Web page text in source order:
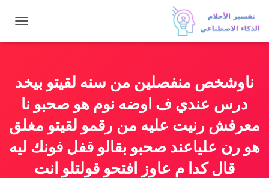
ب
ا
ن
ق
ناوشخص منفصلين من سنه لقيتو بيخد
درس عندي ف اوضه نوم هو صحبو نا
معرفش رنيت عليه من رقمو لقيتو مغلق
هو رن علياعند صحبو بقالو قفل فونك ليه
قال كدا م عاوز افتحو قولتلو انت